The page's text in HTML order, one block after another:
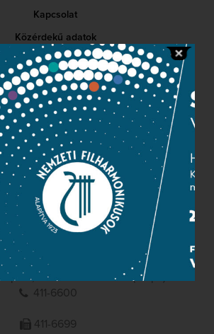
Kapcsolat
Közérdekű adatok
Sajtószoba
Adatvédelem
Impresszum
NEMZETI
Komor Marcell u. 1. (Müpa)
411-6600
411-6699